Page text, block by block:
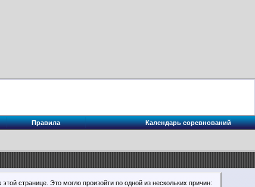
Правила Календарь соревнований
странице. Это могло произойти по одной из нескольких причин: